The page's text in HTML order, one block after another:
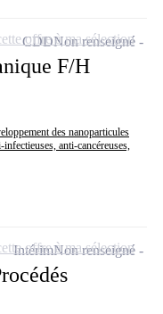
F/H
des nanoparticules
anti-cancéreuses,
CDDNon renseigné
offre à ma sélection
IntérimNon renseigné
offre à ma sélection